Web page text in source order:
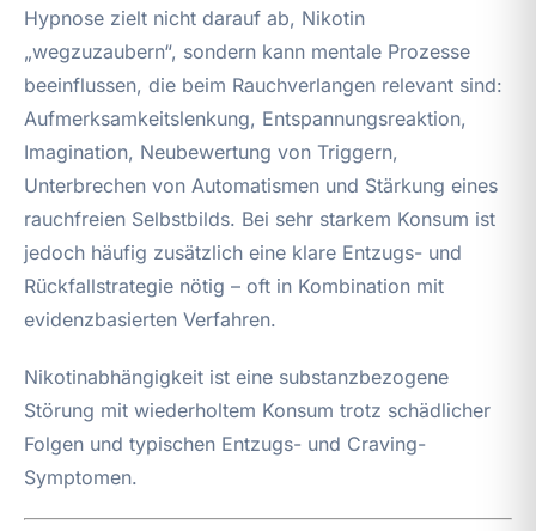
Hypnose zielt nicht darauf ab, Nikotin
„wegzuzaubern“, sondern kann mentale Prozesse
beeinflussen, die beim Rauchverlangen relevant sind:
Aufmerksamkeitslenkung, Entspannungsreaktion,
Imagination, Neubewertung von Triggern,
Unterbrechen von Automatismen und Stärkung eines
rauchfreien Selbstbilds. Bei sehr starkem Konsum ist
jedoch häufig zusätzlich eine klare Entzugs- und
Rückfallstrategie nötig – oft in Kombination mit
evidenzbasierten Verfahren.
Nikotinabhängigkeit ist eine substanzbezogene
Störung mit wiederholtem Konsum trotz schädlicher
Folgen und typischen Entzugs- und Craving-
Symptomen.